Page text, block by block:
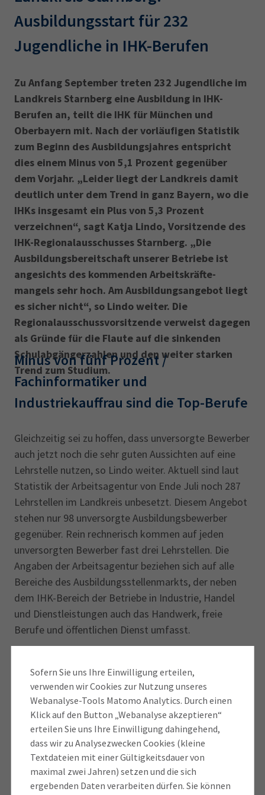
Leichte Sprache
IHK regional
Karriere
Presse
EN
IHK Akademie
Magazin Log-in
AdA
34d
Prüfungstermine
Wirtschaftsfachwirt
34f
Negativerklärung
Sachkundeprüfung
Berichtsheft
AEVO
Sofern Sie uns Ihre Einwilligung erteilen,
verwenden wir Cookies zur Nutzung unseres
Webanalyse-Tools Matomo Analytics. Durch einen
Klick auf den Button „Webanalyse akzeptieren“
erteilen Sie uns Ihre Einwilligung dahingehend,
dass wir zu Analysezwecken Cookies (kleine
Textdateien mit einer Gültigkeitsdauer von
maximal zwei Jahren) setzen und die sich
ergebenden Daten verarbeiten dürfen. Sie können
Ausbildungsstart für 232
Jugendliche in IHK-Berufen
Zu Anfang September treten 232 Jugendliche im
Landkreis Starnberg eine Ausbildung in IHK-
Berufen an, teilt die IHK für München und
Oberbayern mit. Nach der vorläufigen Statistik
zum Beginn des Ausbildungsjahres entspricht
dies einem Minus von 5,1 Prozent gegenüber
dem Vorjahr. „Leider liegt der Landkreis damit
deutlich unter dem Trend in ganz Bayern, wo die
IHKs insgesamt ein Plus von 5,3 Prozent
verzeichnen“, sagt Katja Lindo, Vorsitzende des
IHK-Regionalausschusses Starnberg. „Die
Ausbildungsbereitschaft unserer Betriebe ist
angesichts des kommenden Arbeits­kräfte­
mangels sehr hoch. Am Ausbildungsangebot liegt
es sicher nicht“, so Lindo weiter. Die
Regionalausschussvorsitzende verweist dagegen
als Gründe für die Flaute auf die sinkenden
Schulabgängerzahlen und den weiter starken
Trend zum Studium.
Minus von fünf Prozent /
Fachinformatiker und
Industriekauffrau sind die Top-Berufe
Gleichzeitig sei zu hoffen, dass unversorgte Bewerber
auch jetzt noch die sehr guten Aussichten auf eine
Lehrstelle nutzen, so Lindo weiter. Aktuell sind laut
Statistik der Arbeitsagentur von Ende Juli noch 287
Lehrstellen im Landkreis unbesetzt. Diesem Angebot
stehen nur 98 unversorgte Ausbildungsbewerber
gegenüber. Rein rechnerisch kommen auf jeden
unversorgten Bewerber fast drei Lehrstellen. Die
Angaben der Arbeitsagentur beziehen sich auf alle
Bereiche des Ausbildungs­stellenmarkts, der neben
dem IHK-Bereich der Betriebe in Industrie, Handel
und Dienstleistungen auch das Handwerk, freie
Berufe und öffentlichen Dienst umfasst.
Fachinformatiker der beliebteste IHK-Beruf, bei den
jungen Frauen die Industriekauffrau. Die Top 5 der
IHK-Ausbil­dungs­berufe im Landkreis insgesamt sind:
Industriekaufleute, Verkäufer, Fachinformatiker,
Kaufleute für Büromanagement und Kaufleute im
Einzelhandel. Insgesamt gibt es mehr als 200
verschiedene IHK-Berufe, in denen Jugendliche eine
Ausbildung absolvieren können.